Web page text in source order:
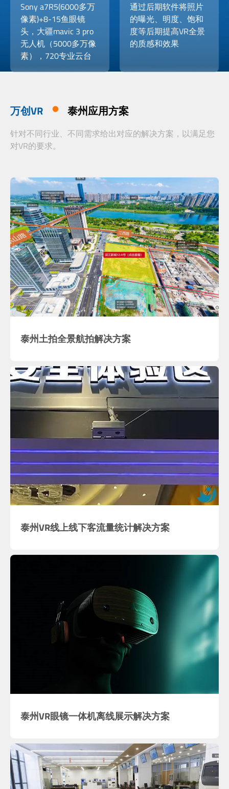
Sony a7R5(6000多万
像素)+8-15鱼眼镜
头，大疆mavic 3 pro
无人机（5000多万像
素），720专业云台
通过后期软件将照片
的曝光、明度、饱和
度等后期提高VR全景
的质感和效果
万创VR 泰州应用方案
针对不同行业、不同需求给出对应的解决方案，以满足您
对VR的要求。
泰州土拍全景航拍解决方案
泰州VR线上线下客流量统计解决方案
泰州VR眼镜一体机离线展示解决方案